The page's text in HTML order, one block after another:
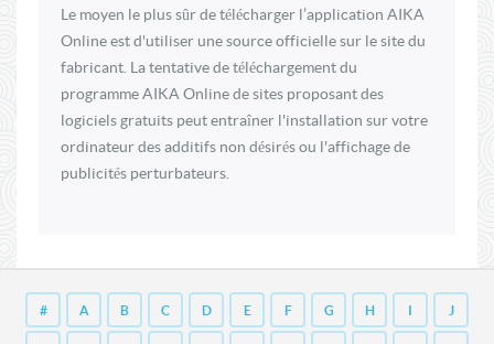
Le moyen le plus sûr de télécharger l’application AIKA
Online est d'utiliser une source officielle sur le site du
fabricant. La tentative de téléchargement du
programme AIKA Online de sites proposant des
logiciels gratuits peut entraîner l'installation sur votre
ordinateur des additifs non désirés ou l'affichage de
publicités perturbateurs.
# A B C D E F G H I J